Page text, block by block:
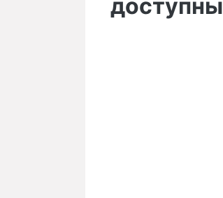
доступны